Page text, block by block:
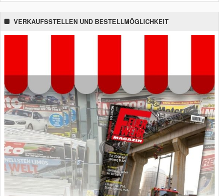
VERKAUFSSTELLEN UND BESTELLMÖGLICHKEIT